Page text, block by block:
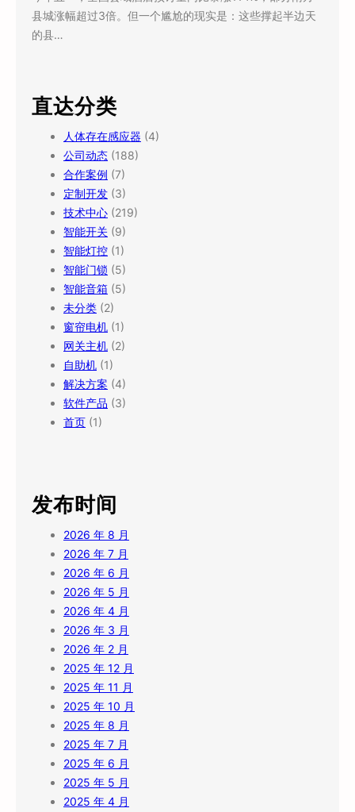
县城涨幅超过3倍。但一个尴尬的现实是：这些撑起半边天
的县…
直达分类
人体存在感应器 (4)
公司动态 (188)
合作案例 (7)
定制开发 (3)
技术中心 (219)
智能开关 (9)
智能灯控 (1)
智能门锁 (5)
智能音箱 (5)
未分类 (2)
窗帘电机 (1)
网关主机 (2)
自助机 (1)
解决方案 (4)
软件产品 (3)
首页 (1)
发布时间
2026 年 8 月
2026 年 7 月
2026 年 6 月
2026 年 5 月
2026 年 4 月
2026 年 3 月
2026 年 2 月
2025 年 12 月
2025 年 11 月
2025 年 10 月
2025 年 8 月
2025 年 7 月
2025 年 6 月
2025 年 5 月
2025 年 4 月